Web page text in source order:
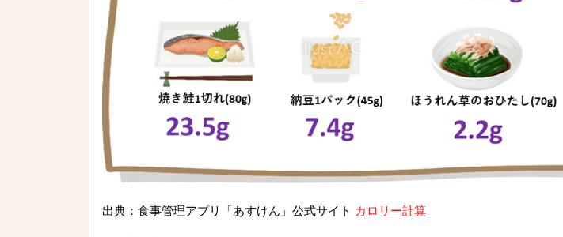
出典：食事管理アプリ「あすけん」公式サイト カロリー計算